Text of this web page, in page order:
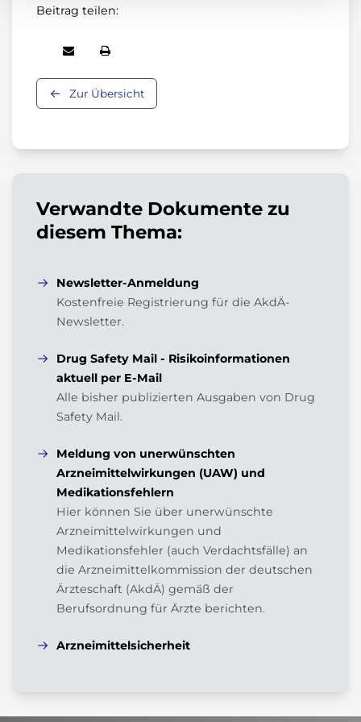
Beitrag teilen:
Zur Übersicht
Verwandte Dokumente zu
diesem Thema:
Newsletter-Anmeldung
Kostenfreie Registrierung für die AkdÄ-
Newsletter.
Drug Safety Mail - Risikoinformationen
aktuell per E-Mail
Alle bisher publizierten Ausgaben von Drug
Safety Mail.
Meldung von unerwünschten
Arzneimittelwirkungen (UAW) und
Medikationsfehlern
Hier können Sie über unerwünschte
Arzneimittelwirkungen und
Medikationsfehler (auch Verdachtsfälle) an
die Arzneimittelkommission der deutschen
Ärzteschaft (AkdÄ) gemäß der
Berufsordnung für Ärzte berichten.
Arzneimittelsicherheit